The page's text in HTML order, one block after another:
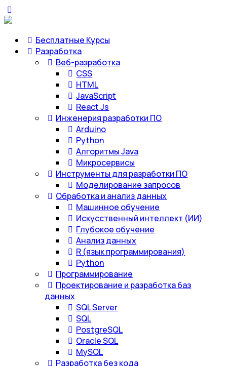
Бесплатные Курсы
Разработка
Веб-разработка
CSS
HTML
JavaScript
React Js
Инженерия разработки ПО
Arduino
Python
Алгоритмы Java
Микросервисы
Инструменты для разработки ПО
Моделирование запросов
Обработка и анализ данных
Машинное обучение
Искусственный интеллект (ИИ)
Глубокое обучение
Анализ данных
R (язык программирования)
Python
Программирование
Проектирование и разработка баз
данных
SQL Server
SQL
PostgreSQL
Oracle SQL
MySQL
Разработка без кода